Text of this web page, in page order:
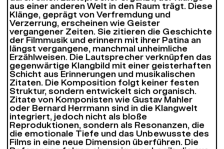
aus einer anderen Welt in den Raum trägt. Diese
Klänge, geprägt von Verfremdung und
Verzerrung, erscheinen wie Geister
vergangener Zeiten. Sie zitieren die Geschichte
der Filmmusik und erinnern mit ihrer Patina an
längst vergangene, manchmal unheimliche
Erzählweisen. Die Lautsprecher verknüpfen das
gegenwärtige Klangbild mit einer geisterhaften
Schicht aus Erinnerungen und musikalischen
Zitaten. Die Komposition folgt keiner festen
Struktur, sondern entwickelt sich organisch.
Zitate von Komponisten wie Gustav Mahler
oder Bernard Herrmann sind in die Klangwelt
integriert, jedoch nicht als bloße
Reproduktionen, sondern als Resonanzen, die
die emotionale Tiefe und das Unbewusste des
Films in eine neue Dimension überführen. Die